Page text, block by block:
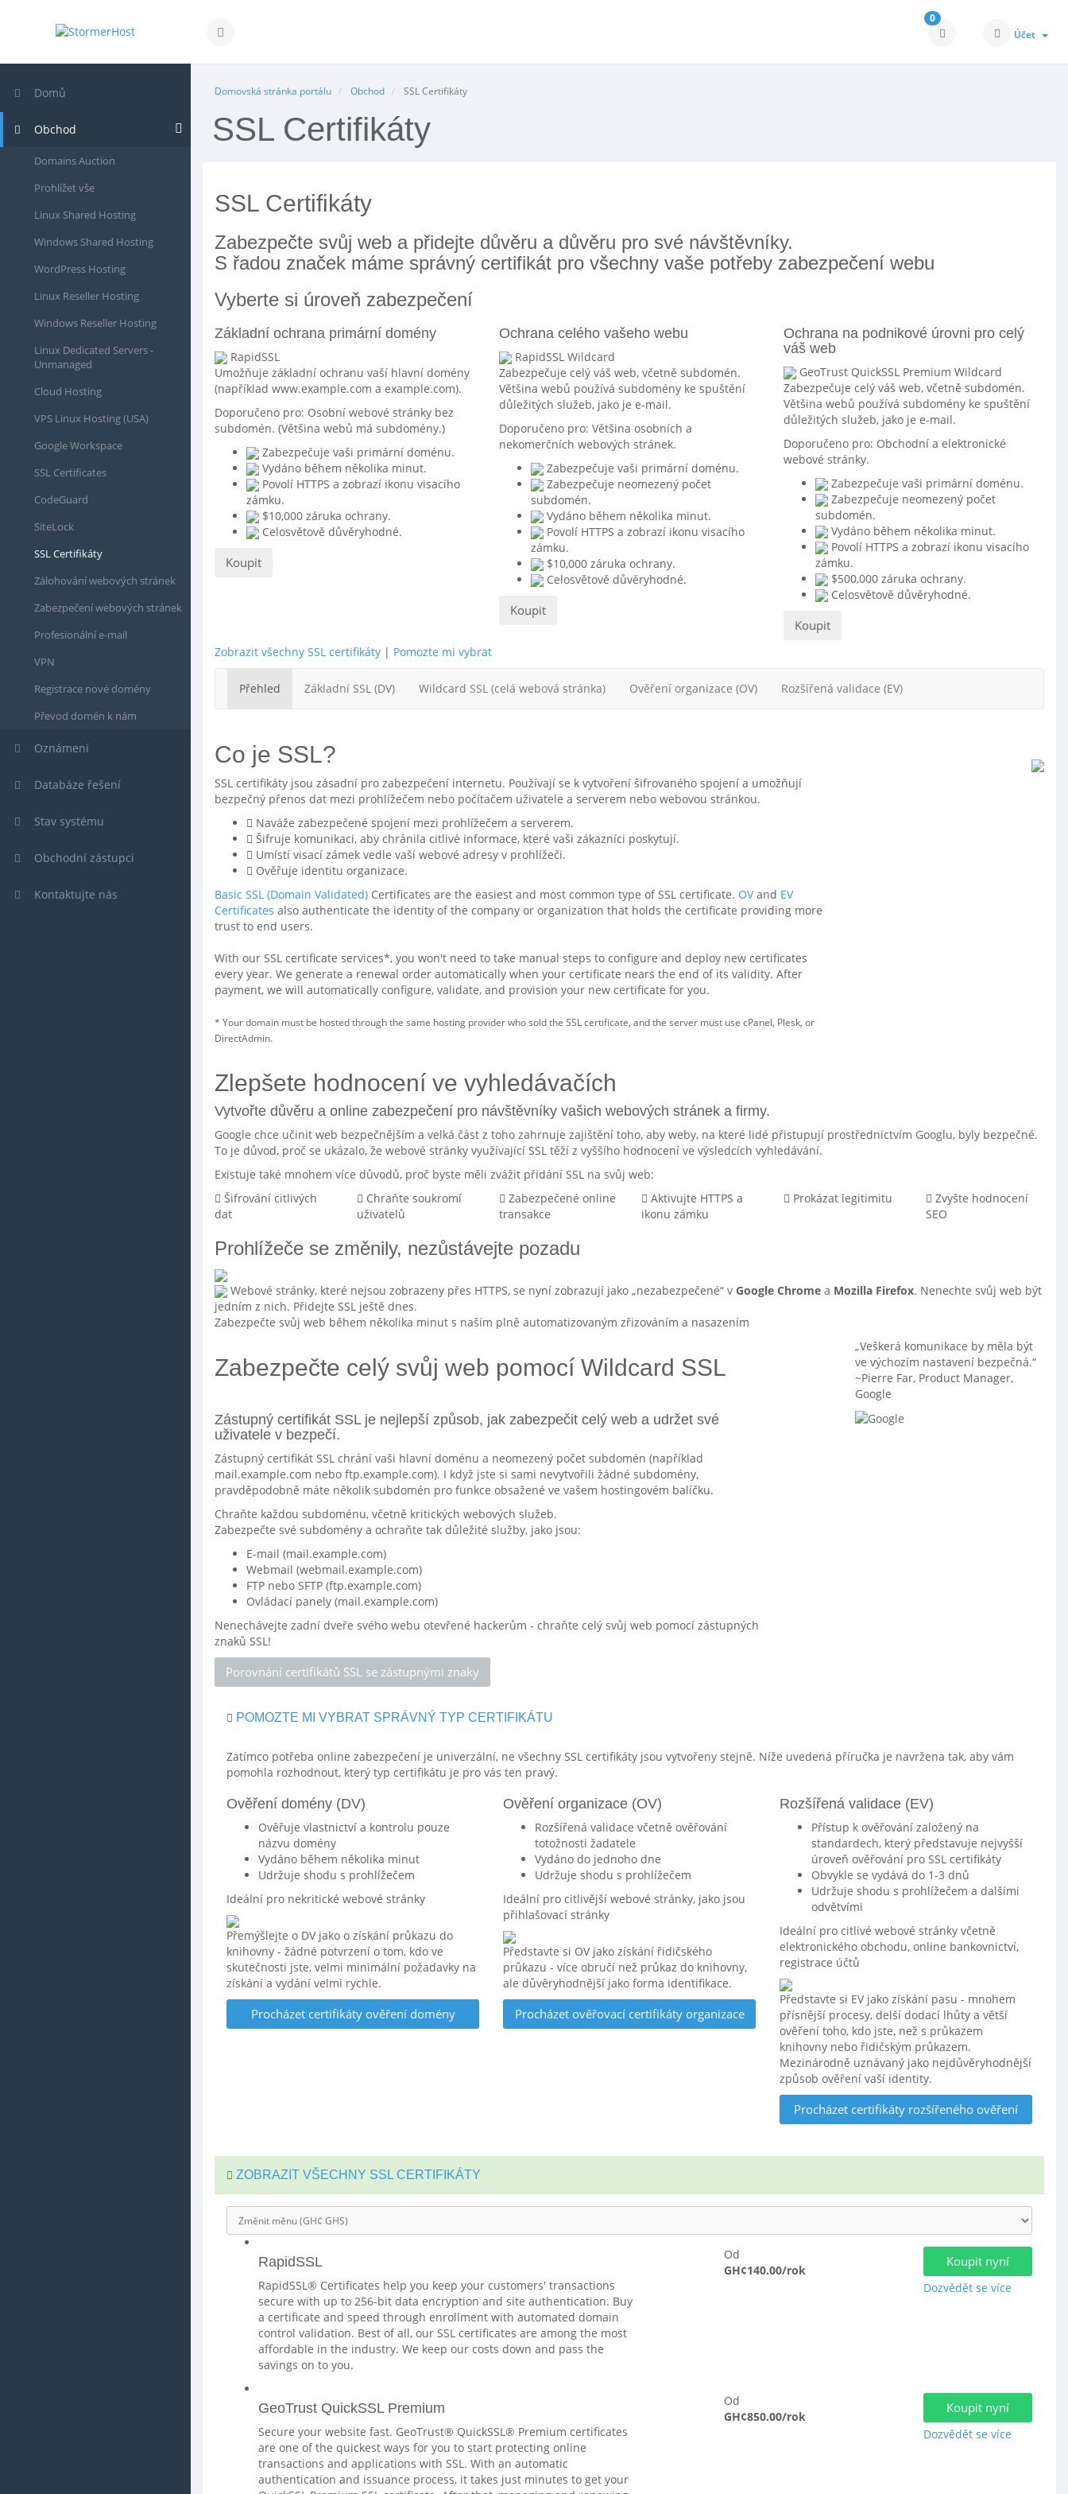
Přepnout navigaci
0
Účet
Domů
Obchod
Domains Auction
Prohlížet vše
Linux Shared Hosting
Windows Shared Hosting
WordPress Hosting
Linux Reseller Hosting
Windows Reseller Hosting
Linux Dedicated Servers -
Unmanaged
Cloud Hosting
VPS Linux Hosting (USA)
Google Workspace
SSL Certificates
CodeGuard
SiteLock
SSL Certifikáty
Zálohování webových stránek
Zabezpečení webových stránek
Profesionální e-mail
VPN
Registrace nové domény
Převod domén k nám
Oznámení
Databáze řešení
Stav systému
Obchodní zástupci
Kontaktujte nás
Domovská stránka portálu Obchod SSL Certifikáty
SSL Certifikáty
SSL Certifikáty
Zabezpečte svůj web a přidejte důvěru a důvěru pro své návštěvníky.
S řadou značek máme správný certifikát pro všechny vaše potřeby zabezpečení webu
Vyberte si úroveň zabezpečení
Základní ochrana primární domény
RapidSSL
Umožňuje základní ochranu vaší hlavní domény
(například www.example.com a example.com).
Doporučeno pro: Osobní webové stránky bez
subdomén. (Většina webů má subdomény.)
Zabezpečuje vaši primární doménu.
Vydáno během několika minut.
Povolí HTTPS a zobrazí ikonu visacího
zámku.
$10,000 záruka ochrany.
Celosvětově důvěryhodné.
Koupit
Ochrana celého vašeho webu
RapidSSL Wildcard
Zabezpečuje celý váš web, včetně subdomén.
Většina webů používá subdomény ke spuštění
důležitých služeb, jako je e-mail.
Doporučeno pro: Většina osobních a
nekomerčních webových stránek.
Zabezpečuje vaši primární doménu.
Zabezpečuje neomezený počet
subdomén.
Vydáno během několika minut.
Povolí HTTPS a zobrazí ikonu visacího
zámku.
$10,000 záruka ochrany.
Celosvětově důvěryhodné.
Koupit
Ochrana na podnikové úrovni pro celý
váš web
GeoTrust QuickSSL Premium Wildcard
Zabezpečuje celý váš web, včetně subdomén.
Většina webů používá subdomény ke spuštění
důležitých služeb, jako je e-mail.
Doporučeno pro: Obchodní a elektronické
webové stránky.
Zabezpečuje vaši primární doménu.
Zabezpečuje neomezený počet
subdomén.
Vydáno během několika minut.
Povolí HTTPS a zobrazí ikonu visacího
zámku.
$500,000 záruka ochrany.
Celosvětově důvěryhodné.
Koupit
Zobrazit všechny SSL certifikáty | Pomozte mi vybrat
Přehled Základní SSL (DV) Wildcard SSL (celá webová stránka) Ověření organizace (OV) Rozšířená validace (EV)
Co je SSL?
SSL certifikáty jsou zásadní pro zabezpečení internetu. Používají se k vytvoření šifrovaného spojení a umožňují
bezpečný přenos dat mezi prohlížečem nebo počítačem uživatele a serverem nebo webovou stránkou.
Naváže zabezpečené spojení mezi prohlížečem a serverem.
Šifruje komunikaci, aby chránila citlivé informace, které vaši zákazníci poskytují.
Umístí visací zámek vedle vaší webové adresy v prohlížeči.
Ověřuje identitu organizace.
Basic SSL (Domain Validated) Certificates are the easiest and most common type of SSL certificate. OVand EV
Certificates also authenticate the identity of the company or organization that holds the certificate providing more
trust to end users.
With our SSL certificate services*, you won't need to take manual steps to configure and deploy new certificates
every year. We generate a renewal order automatically when your certificate nears the end of its validity. After
payment, we will automatically configure, validate, and provision your new certificate for you.
* Your domain must be hosted through the same hosting provider who sold the SSL certificate, and the server must use cPanel, Plesk, or
DirectAdmin.
Zlepšete hodnocení ve vyhledávačích
Vytvořte důvěru a online zabezpečení pro návštěvníky vašich webových stránek a firmy.
Google chce učinit web bezpečnějším a velká část z toho zahrnuje zajištění toho, aby weby, na které lidé přistupují prostřednictvím Googlu, byly bezpečné.
To je důvod, proč se ukázalo, že webové stránky využívající SSL těží z vyššího hodnocení ve výsledcích vyhledávání.
Existuje také mnohem více důvodů, proč byste měli zvážit přidání SSL na svůj web:
Šifrování citlivých
dat
Chraňte soukromí
uživatelů
Zabezpečené online
transakce
Aktivujte HTTPS a
ikonu zámku
Prokázat legitimitu
Zvyšte hodnocení
SEO
Prohlížeče se změnily, nezůstávejte pozadu
Webové stránky, které nejsou zobrazeny přes HTTPS, se nyní zobrazují jako „nezabezpečené“ v Google Chrome a Mozilla Firefox. Nenechte svůj web být
jedním z nich. Přidejte SSL ještě dnes.
Zabezpečte svůj web během několika minut s naším plně automatizovaným zřizováním a nasazením
Zabezpečte celý svůj web pomocí Wildcard SSL
Zástupný certifikát SSL je nejlepší způsob, jak zabezpečit celý web a udržet své
uživatele v bezpečí.
Zástupný certifikát SSL chrání vaši hlavní doménu a neomezený počet subdomén (například
mail.example.com nebo ftp.example.com). I když jste si sami nevytvořili žádné subdomény,
pravděpodobně máte několik subdomén pro funkce obsažené ve vašem hostingovém balíčku.
Chraňte každou subdoménu, včetně kritických webových služeb.
Zabezpečte své subdomény a ochraňte tak důležité služby, jako jsou:
E-mail (mail.example.com)
Webmail (webmail.example.com)
FTP nebo SFTP (ftp.example.com)
Ovládací panely (mail.example.com)
Nenechávejte zadní dveře svého webu otevřené hackerům - chraňte celý svůj web pomocí zástupných
znaků SSL!
Porovnání certifikátů SSL se zástupnými znaky
Veškerá komunikace by měla být
ve výchozím nastavení bezpečná.
~Pierre Far, Product Manager,
Google
POMOZTE MI VYBRAT SPRÁVNÝ TYP CERTIFIKÁTU
Zatímco potřeba online zabezpečení je univerzální, ne všechny SSL certifikáty jsou vytvořeny stejně. Níže uvedená příručka je navržena tak, aby vám
pomohla rozhodnout, který typ certifikátu je pro vás ten pravý.
Ověření domény (DV)
Ověřuje vlastnictví a kontrolu pouze
názvu domény
Vydáno během několika minut
Udržuje shodu s prohlížečem
Ideální pro nekritické webové stránky
Přemýšlejte o DV jako o získání průkazu do
knihovny - žádné potvrzení o tom, kdo ve
skutečnosti jste, velmi minimální požadavky na
získání a vydání velmi rychle.
Procházet certifikáty ověření domény
Ověření organizace (OV)
Rozšířená validace včetně ověřování
totožnosti žadatele
Vydáno do jednoho dne
Udržuje shodu s prohlížečem
Ideální pro citlivější webové stránky, jako jsou
přihlašovací stránky
Představte si OV jako získání řidičského
průkazu - více obručí než průkaz do knihovny,
ale důvěryhodnější jako forma identifikace.
Procházet ověřovací certifikáty organizace
Rozšířená validace (EV)
Přístup k ověřování založený na
standardech, který představuje nejvyšší
úroveň ověřování pro SSL certifikáty
Obvykle se vydává do 1-3 dnů
Udržuje shodu s prohlížečem a dalšími
odvětvími
Ideální pro citlivé webové stránky včetně
elektronického obchodu, online bankovnictví,
registrace účtů
Představte si EV jako získání pasu - mnohem
přísnější procesy, delší dodací lhůty a větší
ověření toho, kdo jste, než s průkazem
knihovny nebo řidičským průkazem.
Mezinárodně uznávaný jako nejdůvěryhodnější
způsob ověření vaší identity.
Procházet certifikáty rozšířeného ověření
ZOBRAZIT VŠECHNY SSL CERTIFIKÁTY
RapidSSL
RapidSSL® Certificates help you keep your customers' transactions
secure with up to 256-bit data encryption and site authentication. Buy
a certificate and speed through enrollment with automated domain
control validation. Best of all, our SSL certificates are among the most
affordable in the industry. We keep our costs down and pass the
savings on to you.
Od
GH¢140.00/rok
Koupit nyní
Dozvědět se více
GeoTrust QuickSSL Premium
Secure your website fast. GeoTrust® QuickSSL® Premium certificates
are one of the quickest ways for you to start protecting online
transactions and applications with SSL. With an automatic
authentication and issuance process, it takes just minutes to get your
Od
GH¢850.00/rok
Koupit nyní
Dozvědět se více